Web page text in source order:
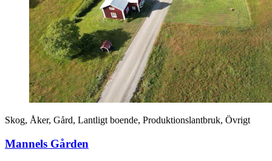
Skog, Åker, Gård, Lantligt boende, Produktionslantbruk, Övrigt
Mannels Gården